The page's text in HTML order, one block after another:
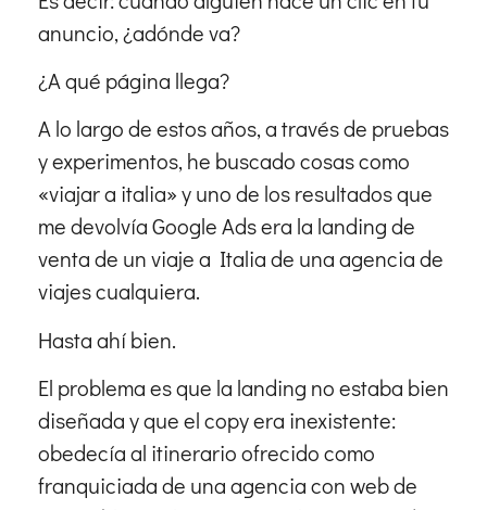
anuncio, ¿adónde va?
¿A qué página llega?
A lo largo de estos años, a través de pruebas
y experimentos, he buscado cosas como
«viajar a italia» y uno de los resultados que
me devolvía Google Ads era la landing de
venta de un viaje a Italia de una agencia de
viajes cualquiera.
Hasta ahí bien.
El problema es que la landing no estaba bien
diseñada y que el copy era inexistente:
obedecía al itinerario ofrecido como
franquiciada de una agencia con web de